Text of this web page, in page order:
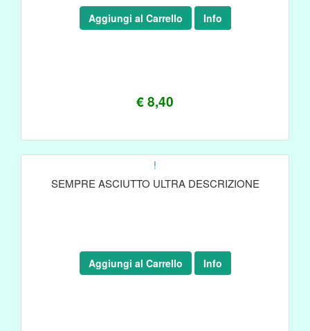
€ 8,40
Aggiungi al Carrello Info
!
SEMPRE ASCIUTTO ULTRA DESCRIZIONE
Aggiungi al Carrello Info